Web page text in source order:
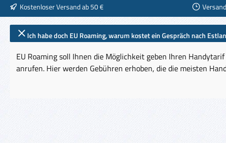
Kostenloser Versand ab 50 €
Ich habe doch EU Roaming, warum kostet ein Gespräch nach
EU Roaming soll Ihnen die Möglichkeit geben Ihren
anrufen. Hier werden Gebühren erhoben, die die meisten